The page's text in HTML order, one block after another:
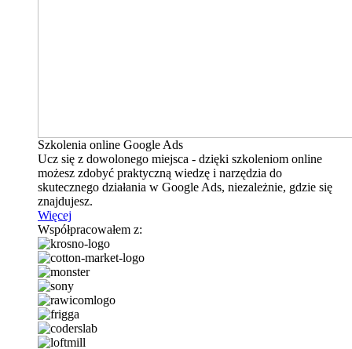
Szkolenia online Google Ads
Ucz się z dowolonego miejsca - dzięki szkoleniom online
możesz zdobyć praktyczną wiedzę i narzędzia do
skutecznego działania w Google Ads, niezależnie, gdzie się
znajdujesz.
Więcej
Współpracowałem z: